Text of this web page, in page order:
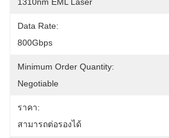
Data Rate:
800Gbps
Minimum Order Quantity:
Negotiable
ราคา:
สามารถต่อรองได้